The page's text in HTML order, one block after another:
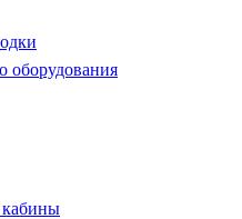
оборудования
кабины